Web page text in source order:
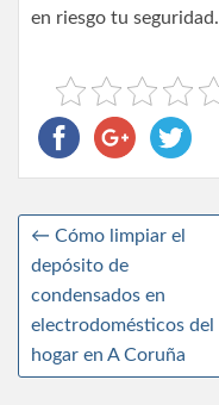
en riesgo tu seguridad.
← Cómo limpiar el
depósito de
condensados en
electrodomésticos del
hogar en A Coruña